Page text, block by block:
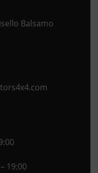
Balsamo
Opens
19:00